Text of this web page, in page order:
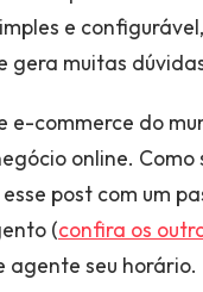
e
gera muitas
e-commerce do
online.
post com um
(confira os
agente seu horário.